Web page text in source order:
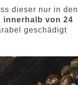
dieser nur in den
innerhalb von 24
geschädigt